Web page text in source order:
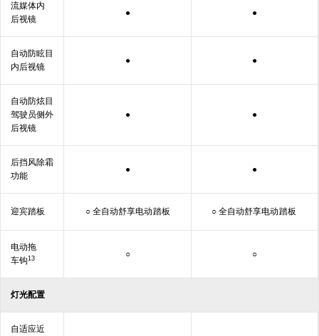
流媒体内
后视镜
● ●
自动防眩目
内后视镜
● ●
自动防炫目
驾驶员侧外
后视镜
● ●
后挡风除霜
功能
● ●
迎宾踏板 ○ 全自动舒享电动踏板 ○ 全自动舒享电动踏板
电动拖
车钩13 ○ ○
灯光配置
自适应近